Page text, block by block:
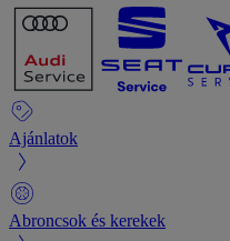
Ajánlatok
Abroncsok és kerekek